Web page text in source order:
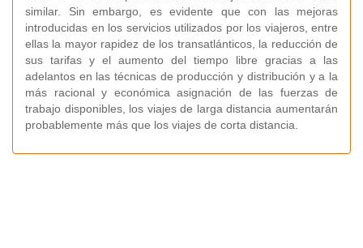
similar. Sin embargo, es evidente que con las mejoras
introducidas en los servicios utilizados por los viajeros, entre
ellas la mayor rapidez de los transatlánticos, la reducción de
sus tarifas y el aumento del tiempo libre gracias a las
adelantos en las técnicas de producción y distribución y a la
más racional y económica asignación de las fuerzas de
trabajo disponibles, los viajes de larga distancia aumentarán
probablemente más que los viajes de corta distancia.